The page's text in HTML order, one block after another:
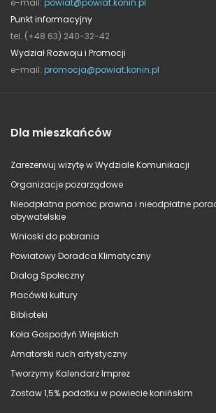
Punkt informacyjny
tel. (+48 63) 240-32-42
Wydział Rozwoju i Promocji
e-mail: promocja@powiat.konin.pl
Dla mieszkańców
Zarezerwuj wizytę w Wydziale Komunikacji
Organizacje pozarządowe
Nieodpłatna pomoc prawna i nieodpłatne
obywatelskie
Wnioski do pobrania
Powiatowy Doradca Klimatyczny
Dialog Społeczny
Placówki kultury
Biblioteki
Koła Gospodyń Wiejskich
Amatorski ruch artystyczny
Tworzymy Kalendarz Imprez
Zostaw 1,5% podatku w powiecie konińskim